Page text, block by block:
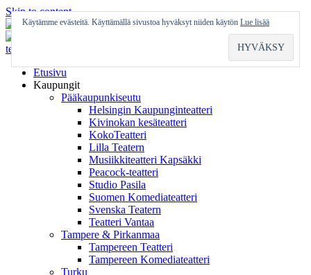
Skip to content
Etusivu
Kaupungit
Pääkaupunkiseutu
Helsingin Kaupunginteatteri
Kivinokan kesäteatteri
KokoTeatteri
Lilla Teatern
Musiikkiteatteri Kapsäkki
Peacock-teatteri
Studio Pasila
Suomen Komediateatteri
Svenska Teatern
Teatteri Vantaa
Tampere & Pirkanmaa
Tampereen Teatteri
Tampereen Komediateatteri
Turku
Käytämme evästeitä. Käyttämällä sivustoa hyväksyt niiden käytön Lue lisää